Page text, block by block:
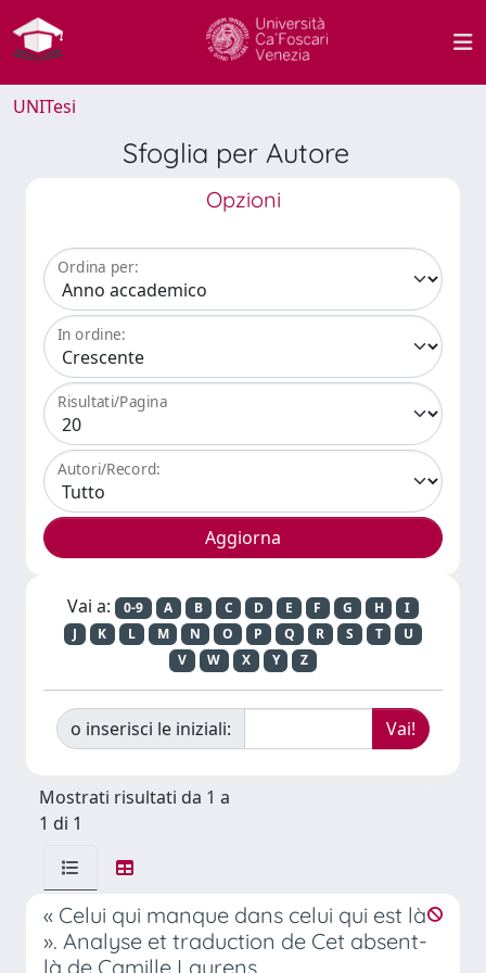
UNITesi
Sfoglia per Autore
Opzioni
Ordina per:
In ordine:
Risultati/Pagina
Autori/Record:
Vai a: 0-9 A B C D E F G H
I
J
K L M N O P Q R S T
U
V
W X Y Z
o inserisci le iniziali:
Mostrati risultati da 1 a
1 di 1
« Celui qui manque dans celui qui est là
». Analyse et traduction de Cet absent-
là de Camille Laurens.